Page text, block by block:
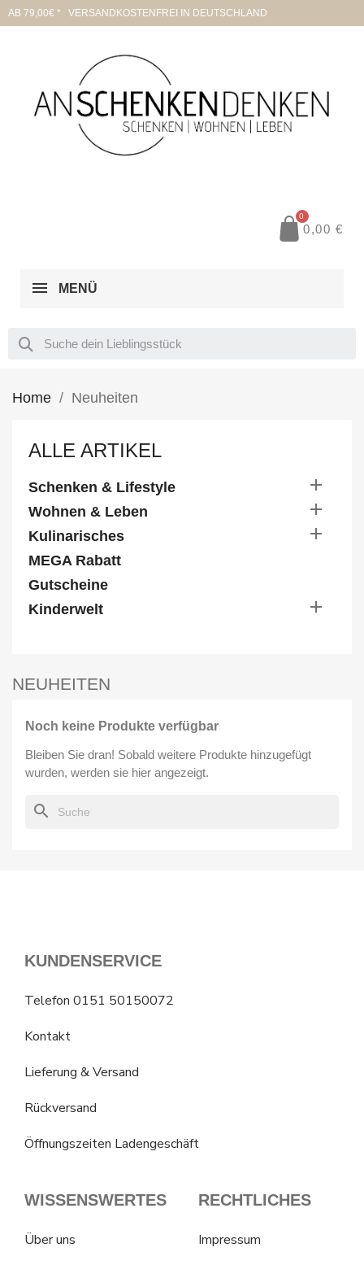
AB 79,00€ * VERSANDKOSTENFREI IN DEUTSCHLAND
0,00 €
MENÜ
Home Neuheiten
ALLE ARTIKEL
Schenken & Lifestyle 
Wohnen & Leben 
Kulinarisches 
MEGA Rabatt
Gutscheine
Kinderwelt

NEUHEITEN
Noch keine Produkte verfügbar
Bleiben Sie dran! Sobald weitere Produkte hinzugefügt
wurden, werden sie hier angezeigt.
search
KUNDENSERVICE
Telefon 0151 50150072
Kontakt
Lieferung & Versand
Rückversand
Öffnungszeiten Ladengeschäft
WISSENSWERTES
Über uns
RECHTLICHES
Impressum